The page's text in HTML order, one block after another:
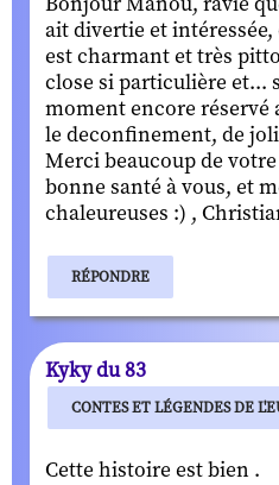
ait divertie et intéressée,
est charmant et très
close si particulière et...
moment encore réservé
le deconfinement, de
Merci beaucoup de
bonne santé à vous, et
chaleureuses :) ,
RÉPONDRE
Kyky du 83
CONTES ET LÉGENDES DE
Cette histoire est bien .